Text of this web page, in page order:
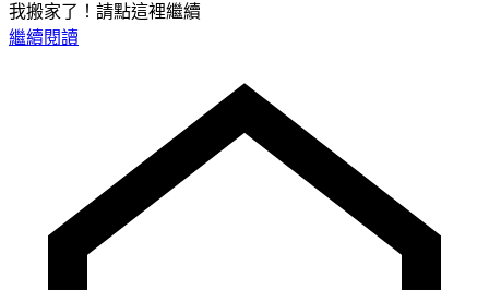
我搬家了！請點這裡繼續
繼續閱讀